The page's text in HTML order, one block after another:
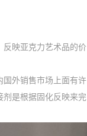
反映亚克力艺术品的价
国外销售市场上面有许
剂是根据固化反映来完